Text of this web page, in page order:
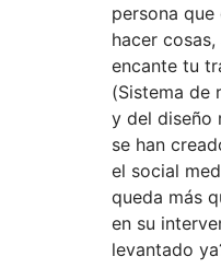
persona
hacer
encante tu
(Sistema de
y del diseño
se han
el social
queda más
en su
levantado